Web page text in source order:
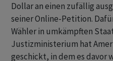
Dollar an einen zufällig
seiner Online-Petition.
Wähler in umkämpften
Justizministerium hat
geschickt, in dem es davor